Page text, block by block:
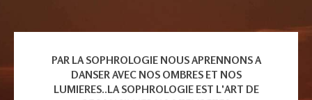
PAR LA SOPHROLOGIE NOUS APRENNONS A
DANSER AVEC NOS OMBRES ET NOS
LUMIERES..LA SOPHROLOGIE EST L'ART DE